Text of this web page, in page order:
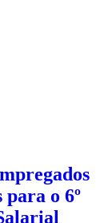
o 6º